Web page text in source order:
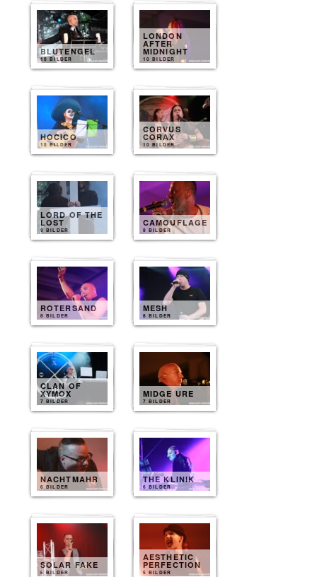
BLUTENGEL
10 BILDER
LONDON
AFTER
MIDNIGHT
10 BILDER
HOCICO
10 BILDER
CORVUS
CORAX
10 BILDER
LORD OF THE
LOST
9 BILDER
CAMOUFLAGE
8 BILDER
ROTERSAND
8 BILDER
MESH
8 BILDER
CLAN OF
XYMOX
7 BILDER
MIDGE URE
7 BILDER
NACHTMAHR
6 BILDER
THE KLINIK
6 BILDER
SOLAR FAKE
5 BILDER
AESTHETIC
PERFECTION
5 BILDER